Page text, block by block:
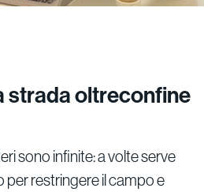
strada oltreconfine
sono infinite: a volte serve
per restringere il campo e